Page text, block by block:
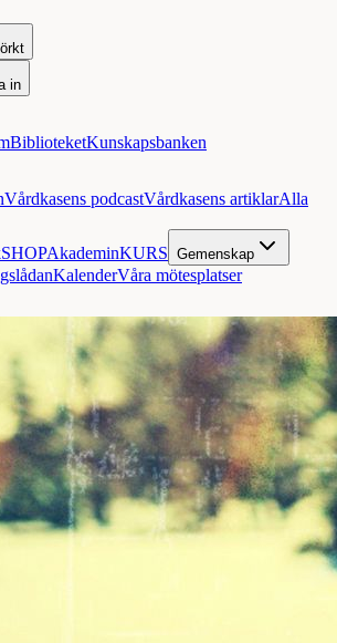
in
BiblioteketKunskapsbanken
Vårdkasens podcastVårdkasens artiklarAlla
SHOPAkademinKURS Gemenskap
KalenderVåra mötesplatser